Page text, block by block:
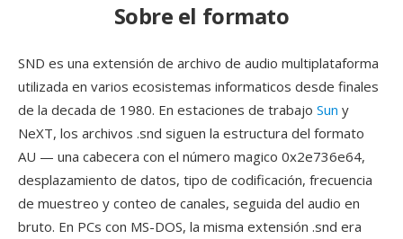
Sobre el formato
SND es una extensión de archivo de audio multiplataforma
utilizada en varios ecosistemas informaticos desde finales
de la decada de 1980. En estaciones de trabajo Sun y
NeXT, los archivos .snd siguen la estructura del formato
AU — una cabecera con el número magico 0x2e736e64,
desplazamiento de datos, tipo de codificación, frecuencia
de muestreo y conteo de canales, seguida del audio en
bruto. En PCs con MS-DOS, la misma extensión .snd era